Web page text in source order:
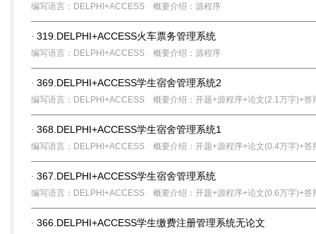
编写语言：DELPHI+ACCESS 概要介绍：源程序
· 319.DELPHI+ACCESS火车票务管理系统
编写语言：DELPHI+ACCESS 概要介绍：源程序
· 369.DELPHI+ACCESS学生宿舍管理系统2
编写语言：DELPHI+ACCESS 概要介绍：开题+源程序+论文(2.1万字)+答
· 368.DELPHI+ACCESS学生宿舍管理系统1
编写语言：DELPHI+ACCESS 概要介绍：开题+源程序+论文(0.4万字)+答
· 367.DELPHI+ACCESS学生宿舍管理系统
编写语言：DELPHI+ACCESS 概要介绍：开题+源程序+论文(0.6万字)+答
· 366.DELPHI+ACCESS学生缴费注册管理系统无论文